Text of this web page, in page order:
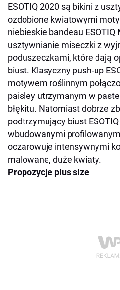
ESOTIQ 2020 są bikini z
ozdobione kwiatowymi
niebieskie bandeau ESOTIQ
usztywnianie miseczki z
poduszeczkami, które dają
biust. Klasyczny push-up
motywem roślinnym
paisley utrzymanym w
błękitu. Natomiast dobrze
podtrzymujący biust
wbudowanymi
oczarowuje intensywnymi
malowane, duże kwiaty.
Propozycje plus size